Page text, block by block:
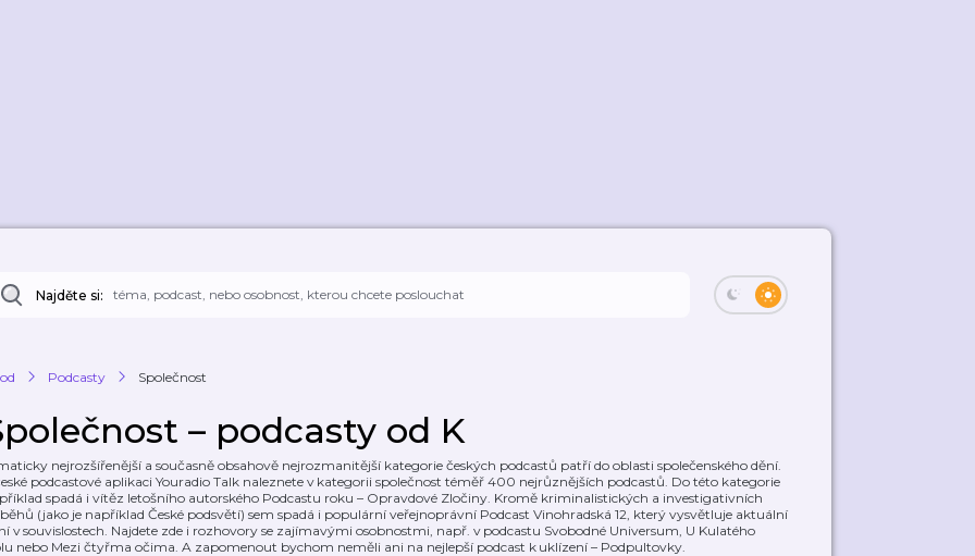
Najděte si:
Podcasty Společnost
– podcasty od K
nejrozšířenější a současně obsahově nejrozmanitější kategorie českých podcastů patří do oblasti společenského dění.
podcastové aplikaci Youradio Talk naleznete v kategorii společnost téměř 400 nejrůznějších podcastů. Do této kategorie
spadá i vítěz letošního autorského Podcastu roku – Opravdové Zločiny. Kromě kriminalistických a investigativních
(jako je například České podsvětí) sem spadá i populární veřejnoprávní Podcast Vinohradská 12, který vysvětluje aktuální
v souvislostech. Najdete zde i rozhovory se zajímavými osobnostmi, např. v podcastu Svobodné Universum, U Kulatého
nebo Mezi čtyřma očima. A zapomenout bychom neměli ani na nejlepší podcast k uklízení – Podpultovky.